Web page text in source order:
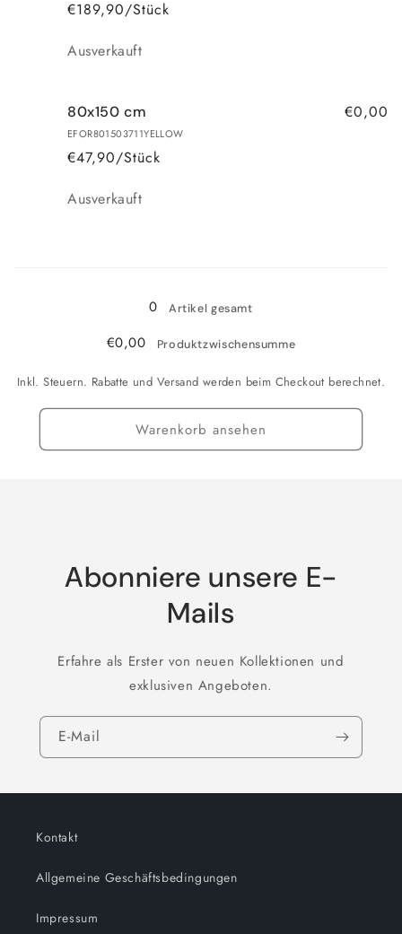
€189,90/Stück
Anzahl
Ausverkauft
80x150 cm
EFOR801503711YELLOW
€47,90/Stück
€0,00
Anzahl
Ausverkauft
0
Artikel gesamt
€0,00 Produktzwischensumme
Inkl. Steuern. Rabatte und Versand werden beim Checkout berechnet.
Warenkorb ansehen
Abonniere unsere E-
Mails
Erfahre als Erster von neuen Kollektionen und
exklusiven Angeboten.
E-Mail
Kontakt
Allgemeine Geschäftsbedingungen
Impressum